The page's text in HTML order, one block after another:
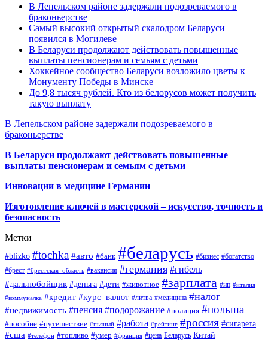
В Лепельском районе задержали подозреваемого в
браконьерстве
Самый высокий открытый скалодром Беларуси
появился в Могилеве
В Беларуси продолжают действовать повышенные
выплаты пенсионерам и семьям с детьми
Хоккейное сообщество Беларуси возложило цветы к
Монументу Победы в Минске
До 9,8 тысяч рублей. Кто из белорусов может получить
такую выплату
В Лепельском районе задержали подозреваемого в
браконьерстве
В Беларуси продолжают действовать повышенные
выплаты пенсионерам и семьям с детьми
Инновации в медицине Германии
Изготовление ключей в мастерской – искусство, точность и
безопасность
Метки
#blizko #tochka #авто #банк #беларусь #бизнес #богатство
#брест #брестская_область #вакансия #германия #гибель
#дальнобойщик #деньга #дети #животное #зарплата #ип #италия
#коммуналка #кредит #курс_валют #литва #медицина #налог
#недвижимость #пенсия #подорожание #полиция #польша
#пособие #путешествие #пьяный #работа #рейтинг #россия #сигарета
#сша #телефон #топливо #умер #франция #цена Беларусь Китай